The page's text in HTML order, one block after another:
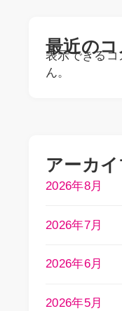
最近の
表示できる
ん。
アーカ
2026年8月
2026年7月
2026年6月
2026年5月